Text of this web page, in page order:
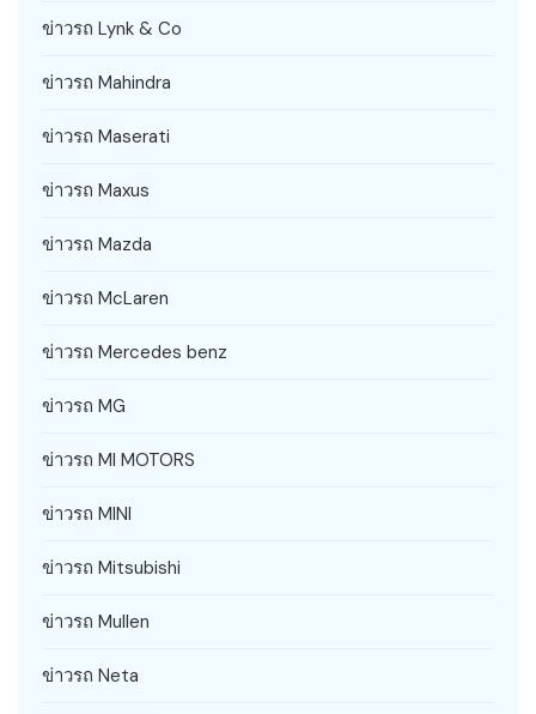
ข่าวรถ Lynk & Co
ข่าวรถ Mahindra
ข่าวรถ Maserati
ข่าวรถ Maxus
ข่าวรถ Mazda
ข่าวรถ McLaren
ข่าวรถ Mercedes benz
ข่าวรถ MG
ข่าวรถ MI MOTORS
ข่าวรถ MINI
ข่าวรถ Mitsubishi
ข่าวรถ Mullen
ข่าวรถ Neta